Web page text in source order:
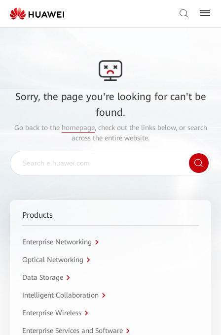
Sorry, the page you're looking for can't be
found.
Go back to the homepage, check out the links below, or search
across the entire website.
Products
Enterprise Networking
Optical Networking
Data Storage
Intelligent Collaboration
Enterprise Wireless
Enterprise Services and Software